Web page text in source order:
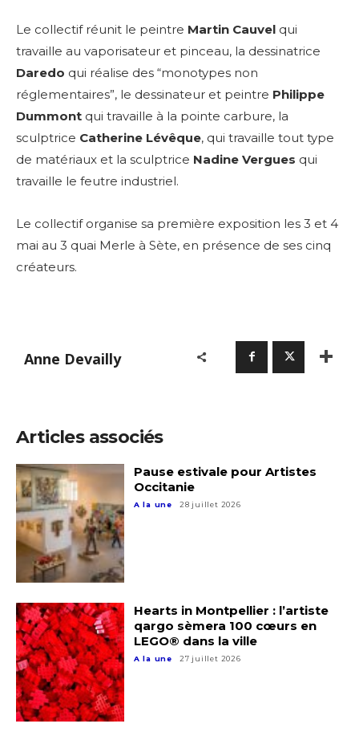
Le collectif réunit le peintre Martin Cauvel qui
travaille au vaporisateur et pinceau, la dessinatrice
Daredo qui réalise des “monotypes non
réglementaires”, le dessinateur et peintre Philippe
Dummont qui travaille à la pointe carbure, la
sculptrice Catherine Lévêque, qui travaille tout type
de matériaux et la sculptrice Nadine Vergues qui
travaille le feutre industriel.
Le collectif organise sa première exposition les 3 et 4
mai au 3 quai Merle à Sète, en présence de ses cinq
créateurs.
Anne Devailly
Articles associés
Pause estivale pour Artistes
Occitanie
A la une 28 juillet 2026
Hearts in Montpellier : l’artiste
qargo sèmera 100 cœurs en
LEGO® dans la ville
A la une 27 juillet 2026